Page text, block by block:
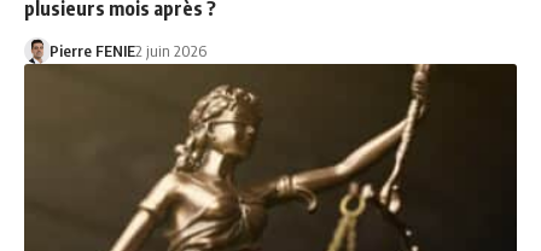
plusieurs mois après ?
Pierre FENIE2 juin 2026